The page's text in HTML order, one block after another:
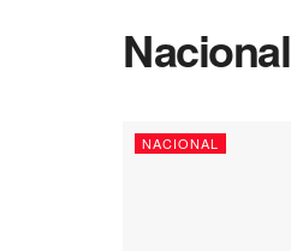
Nacional
NACIONAL